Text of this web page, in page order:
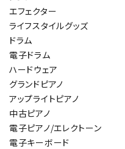
エフェクター
ライフスタイルグッズ
ドラム
電子ドラム
ハードウェア
グランドピアノ
アップライトピアノ
中古ピアノ
電子ピアノ/エレクトーン
電子キーボード